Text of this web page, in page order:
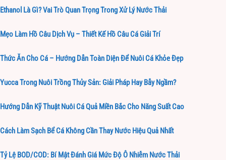
Ethanol Là Gì? Vai Trò Quan Trọng Trong Xử Lý Nước Thải
Mẹo Làm Hồ Câu Dịch Vụ – Thiết Kế Hồ Câu Cá Giải Trí
Thức Ăn Cho Cá – Hướng Dẫn Toàn Diện Để Nuôi Cá Khỏe Đẹp
Yucca Trong Nuôi Trồng Thủy Sản: Giải Pháp Hay Bẫy Ngầm?
Hướng Dẫn Kỹ Thuật Nuôi Cá Quả Miền Bắc Cho Năng Suất Cao
Cách Làm Sạch Bể Cá Không Cần Thay Nước Hiệu Quả Nhất
Tỷ Lệ BOD/COD: Bí Mật Đánh Giá Mức Độ Ô Nhiễm Nước Thải